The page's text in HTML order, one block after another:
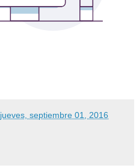
jueves, septiembre 01, 2016